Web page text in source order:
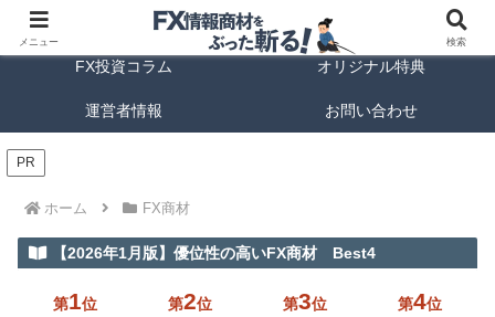
FX商材ランキング FX手法解説
FX投資コラム オリジナル特典
運営者情報 お問い合わせ
PR
ホーム FX商材
【2026年1月版】優位性の高いFX商材 Best4
第1位 第2位 第3位 第4位
メニュー 検索